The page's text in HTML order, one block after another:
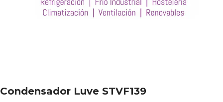
Condensador Luve STVF139